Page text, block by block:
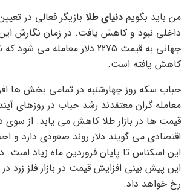
من باید بگویم دنیای طلا بازیگر فعالی در
داخلی نبود و کاهش یافت. در زمان نگارش
جهانی به قیمت 2275 دلار معامله
کاهش یافته است.
حباب سکه روز چهارشنبه در تمامی بخش ها
معامله گران معتقدند رشد حباب در روزهای
قیمت ها در بازار طلا کاهش می یابد. از سوی
اقتصادی می گویند دلار روند صعودی دارد و
این اسکناس تا پایان فروردین ماه زیاد
این پیش بینی افزایش قیمت در بازار فلز زرد
رخ خواهد داد.